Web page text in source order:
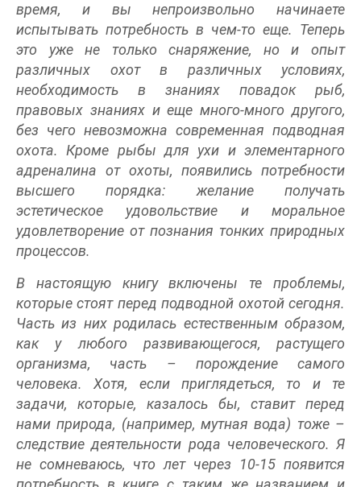
время, и вы непроизвольно начинаете
испытывать потребность в чем-то еще. Теперь
это уже не только снаряжение, но и опыт
различных охот в различных условиях,
необходимость в знаниях повадок рыб,
правовых знаниях и еще много-много другого,
без чего невозможна современная подводная
охота. Кроме рыбы для ухи и элементарного
адреналина от охоты, появились потребности
высшего порядка: желание получать
эстетическое удовольствие и моральное
удовлетворение от познания тонких природных
процессов.
В настоящую книгу включены те проблемы,
которые стоят перед подводной охотой сегодня.
Часть из них родилась естественным образом,
как у любого развивающегося, растущего
организма, часть – порождение самого
человека. Хотя, если приглядеться, то и те
задачи, которые, казалось бы, ставит перед
нами природа, (например, мутная вода) тоже –
следствие деятельности рода человеческого. Я
не сомневаюсь, что лет через 10-15 появится